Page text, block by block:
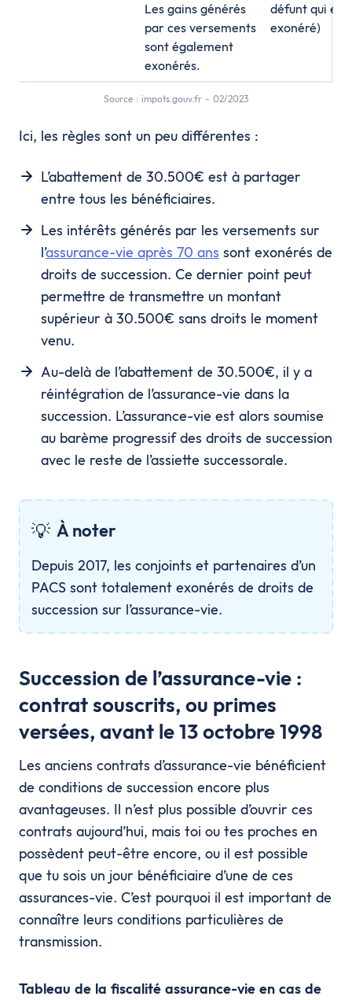
Les gains générés
par ces versements
sont également
exonérés.
défunt qui est
exonéré)
Source : impots.gouv.fr - 02/2023
Ici, les règles sont un peu différentes :
L’abattement de 30.500€ est à partager
entre tous les bénéficiaires.
Les intérêts générés par les versements sur
l’assurance-vie après 70 ans sont exonérés de
droits de succession. Ce dernier point peut
permettre de transmettre un montant
supérieur à 30.500€ sans droits le moment
venu.
Au-delà de l’abattement de 30.500€, il y a
réintégration de l’assurance-vie dans la
succession. L’assurance-vie est alors soumise
au barème progressif des droits de succession
avec le reste de l’assiette successorale.
💡 À noter
Depuis 2017, les conjoints et partenaires d’un
PACS sont totalement exonérés de droits de
succession sur l’assurance-vie.
Succession de l’assurance-vie :
contrat souscrits, ou primes
versées, avant le 13 octobre 1998
Les anciens contrats d’assurance-vie bénéficient
de conditions de succession encore plus
avantageuses. Il n’est plus possible d’ouvrir ces
contrats aujourd’hui, mais toi ou tes proches en
possèdent peut-être encore, ou il est possible
que tu sois un jour bénéficiaire d’une de ces
assurances-vie. C’est pourquoi il est important de
connaître leurs conditions particulières de
transmission.
Tableau de la fiscalité assurance-vie en cas de